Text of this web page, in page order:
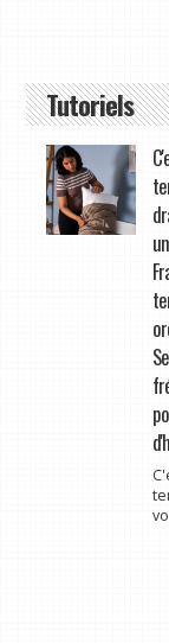
Tutoriels